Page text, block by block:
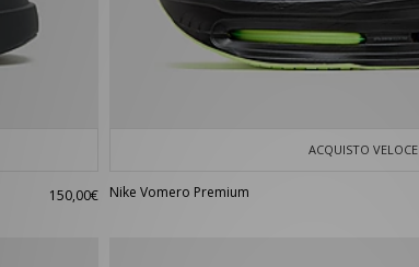
150,00€
ACQUISTO VELOCE
Nike Vomero Premium